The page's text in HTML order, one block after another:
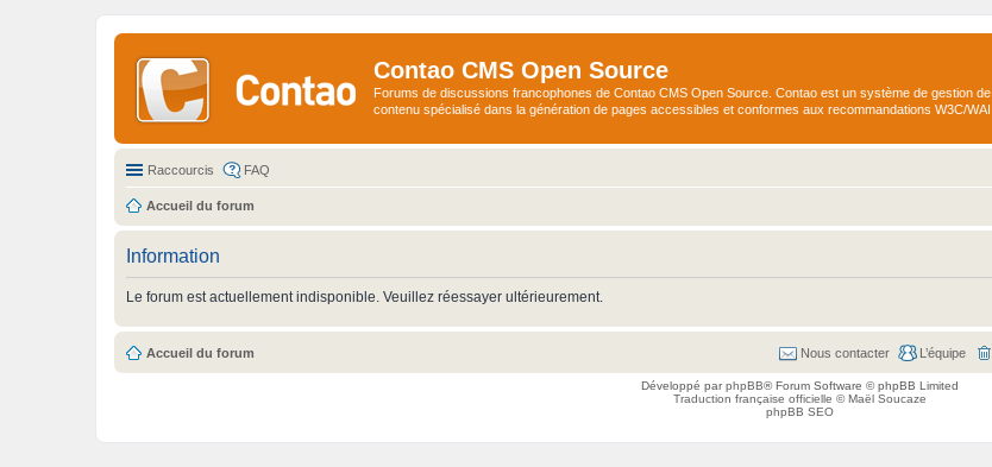
Contao CMS Open Source
Forums de discussions francophones de Contao CMS Open Source. Contao est un système de gestion de
contenu spécialisé dans la génération de pages accessibles et conformes aux recommandations W3C/WAI
Raccourcis FAQ
Accueil du forum
Information
Le forum est actuellement indisponible. Veuillez réessayer ultérieurement.
Accueil du forum L’équipe
Nous contacter
Développé parphpBB® Forum Software © phpBB Limited
Traduction française officielle ©Maël Soucaze
phpBB SEO